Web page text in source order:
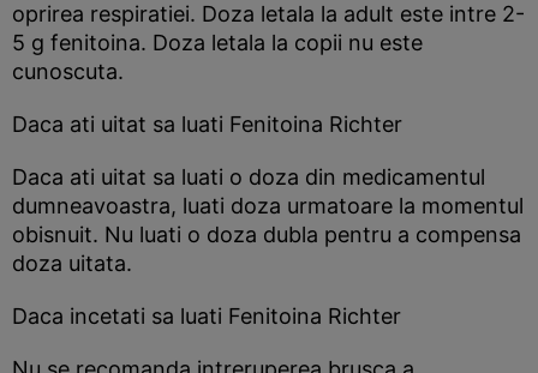
oprirea respiratiei. Doza letala la adult este intre 2-
5 g fenitoina. Doza letala la copii nu este
cunoscuta.
Daca ati uitat sa luati Fenitoina Richter
Daca ati uitat sa luati o doza din medicamentul
dumneavoastra, luati doza urmatoare la momentul
obisnuit. Nu luati o doza dubla pentru a compensa
doza uitata.
Daca incetati sa luati Fenitoina Richter